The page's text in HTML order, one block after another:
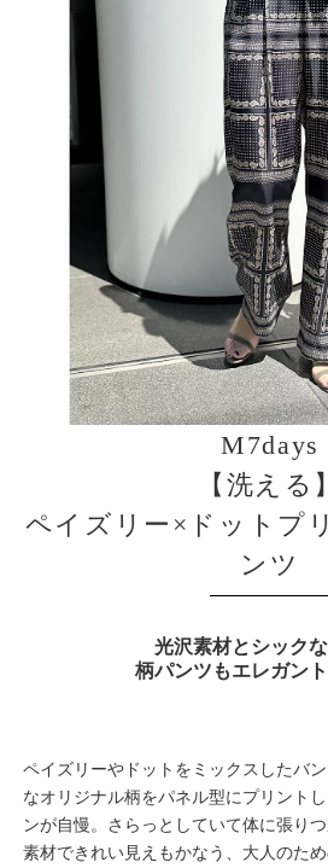
M7days
【洗える】
ペイズリー×ドットプ
ンツ
光沢素材とシック
柄パンツもエレガン
ペイズリーやドットをミックスしたバ
なオリジナル柄をパネル型にプリント
ンが自慢。さらっとしていて体に張り
素材できれい見えもかなう、大人のた